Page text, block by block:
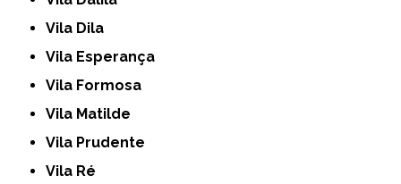
Vila Dila
Vila Esperança
Vila Formosa
Vila Matilde
Vila Prudente
Vila Ré